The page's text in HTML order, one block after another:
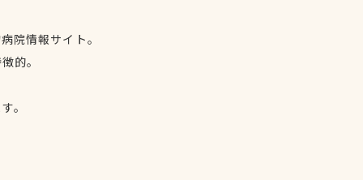
院情報サイト。
的。
。